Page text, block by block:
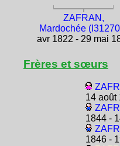
ZAFRAN,
Mardochée
avr 1822 - 29 mai
Frères et sœurs
14 août
1844 -
1846 -